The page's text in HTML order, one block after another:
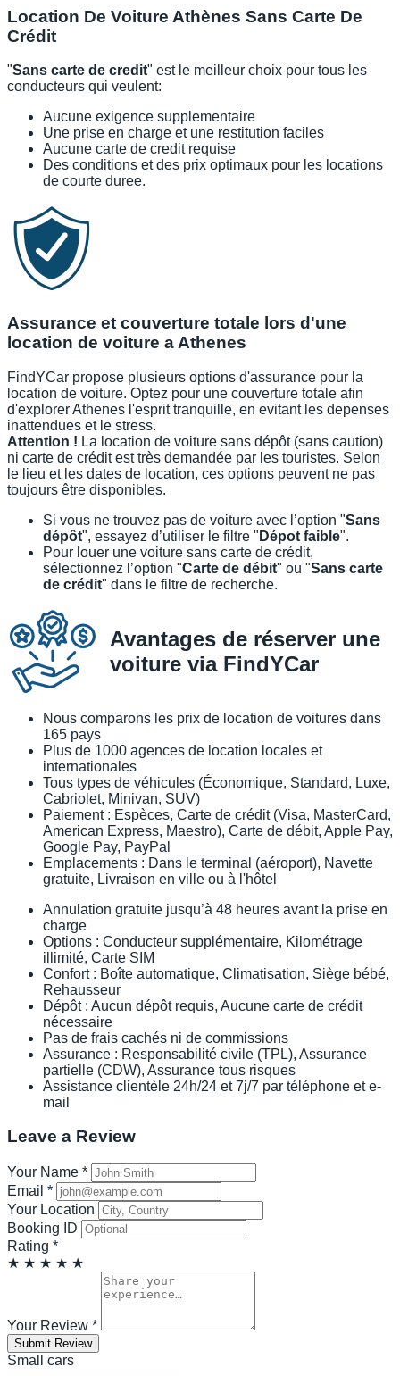
Location De Voiture Athènes Sans Carte De
Crédit
"Sans carte de credit" est le meilleur choix pour tous les
conducteurs qui veulent:
Aucune exigence supplementaire
Une prise en charge et une restitution faciles
Aucune carte de credit requise
Des conditions et des prix optimaux pour les locations
de courte duree.
Assurance et couverture totale lors d'une
location de voiture a Athenes
FindYCar propose plusieurs options d'assurance pour la
location de voiture. Optez pour une couverture totale afin
d'explorer Athenes l'esprit tranquille, en evitant les depenses
inattendues et le stress.
Attention ! La location de voiture sans dépôt (sans caution)
ni carte de crédit est très demandée par les touristes. Selon
le lieu et les dates de location, ces options peuvent ne pas
toujours être disponibles.
Si vous ne trouvez pas de voiture avec l’option "Sans
dépôt", essayez d’utiliser le filtre " Dépot faible".
Pour louer une voiture sans carte de crédit,
sélectionnez l’option "Carte de débit" ou "Sans carte
de crédit" dans le filtre de recherche.
Avantages de réserver une
voiture via FindYCar
Nous comparons les prix de location de voitures dans
165 pays
Plus de 1000 agences de location locales et
internationales
Tous types de véhicules (Économique, Standard, Luxe,
Cabriolet, Minivan, SUV)
Paiement : Espèces, Carte de crédit (Visa, MasterCard,
American Express, Maestro), Carte de débit, Apple Pay,
Google Pay, PayPal
Emplacements : Dans le terminal (aéroport), Navette
gratuite, Livraison en ville ou à l'hôtel
Annulation gratuite jusqu’à 48 heures avant la prise en
charge
Options : Conducteur supplémentaire, Kilométrage
illimité, Carte SIM
Confort : Boîte automatique, Climatisation, Siège bébé,
Rehausseur
Dépôt : Aucun dépôt requis, Aucune carte de crédit
nécessaire
Pas de frais cachés ni de commissions
Assurance : Responsabilité civile (TPL), Assurance
partielle (CDW), Assurance tous risques
Assistance clientèle 24h/24 et 7j/7 par téléphone et e-
mail
Leave a Review
Your Name *
Email *
Your Location
Booking ID
Rating *
★ ★ ★ ★ ★
Your Review *
Submit Review
Small cars